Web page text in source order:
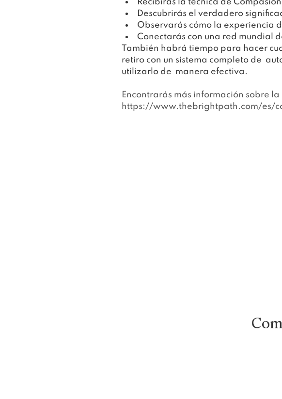
Descubrirás el verdadero
Observarás cómo la experiencia
Conectarás con una red mundial
También habrá tiempo para hacer
retiro con un sistema completo de
utilizarlo de  manera efectiva.
Encontrarás más información sobre la
https://www.thebrightpath.com/es/